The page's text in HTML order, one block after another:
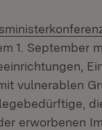
1. September
vulnerablen
erworbenen